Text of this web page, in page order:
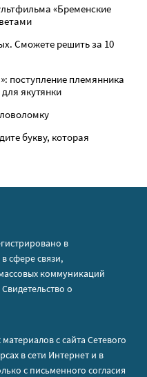
«Бременские
Сможете решить за 10
поступление племянника
якутянки
букву, которая
в
сфере связи,
коммуникаций
о
с сайта Сетевого
в сети Интернет и в
с письменного согласия